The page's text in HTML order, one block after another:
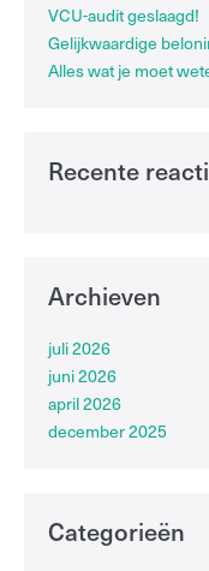
VCU-audit geslaagd!
Gelijkwaardige
Alles wat je moet
Recente
Archieven
juli 2026
juni 2026
april 2026
december 2025
Categorieën